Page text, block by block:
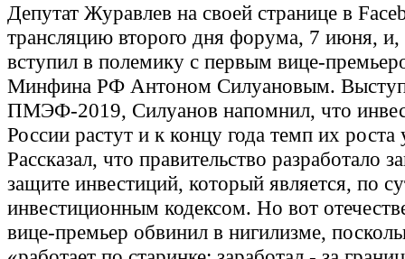
Депутат Журавлев на своей странице в
трансляцию второго дня форума, 7 июня, и,
вступил в полемику с первым вице-
Минфина РФ Антоном Силуановым.
ПМЭФ-2019, Силуанов напомнил, что
России растут и к концу года темп их роста
Рассказал, что правительство разработало
защите инвестиций, который является, по
инвестиционным кодексом. Но вот
вице-премьер обвинил в нигилизме,